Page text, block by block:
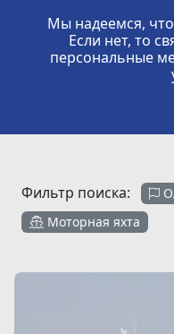
Мы надеемся,
Если нет, то
персональные
Фильтр поиска:
Моторная яхта